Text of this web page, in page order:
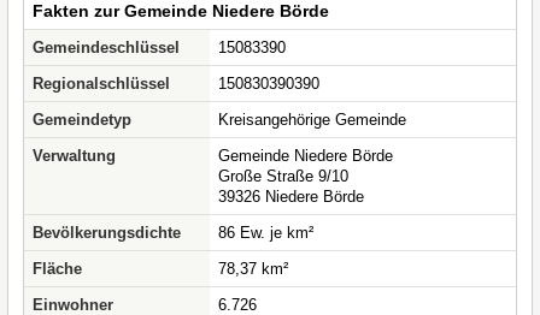
Fakten zur Gemeinde Niedere Börde
Gemeindeschlüssel
15083390
Regionalschlüssel
150830390390
Gemeindetyp
Kreisangehörige Gemeinde
Verwaltung
Gemeinde Niedere Börde
Große Straße 9/10
39326 Niedere Börde
Bevölkerungsdichte
86 Ew. je km²
Fläche
78,37 km²
Einwohner
6.726